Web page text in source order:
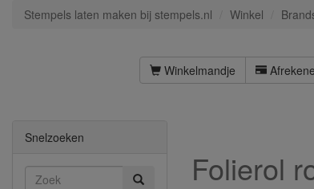
Stempels laten maken bij stempels.nl Winkel
Winkelmandje
Folierol
Snelzoeken